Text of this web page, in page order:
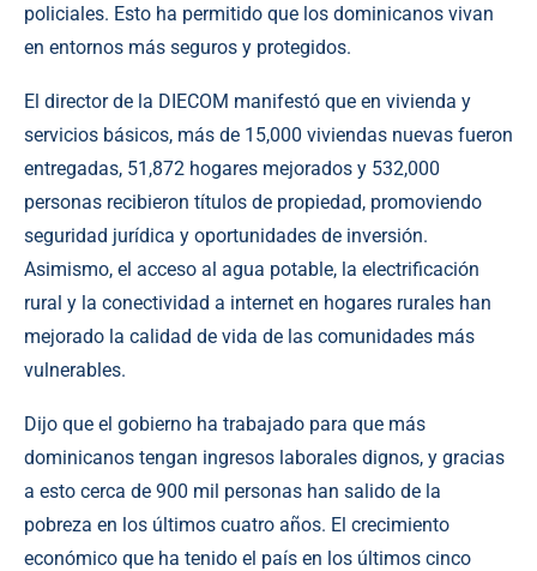
policiales. Esto ha permitido que los dominicanos vivan
en entornos más seguros y protegidos.
El director de la DIECOM manifestó que en vivienda y
servicios básicos, más de 15,000 viviendas nuevas fueron
entregadas, 51,872 hogares mejorados y 532,000
personas recibieron títulos de propiedad, promoviendo
seguridad jurídica y oportunidades de inversión.
Asimismo, el acceso al agua potable, la electrificación
rural y la conectividad a internet en hogares rurales han
mejorado la calidad de vida de las comunidades más
vulnerables.
Dijo que el gobierno ha trabajado para que más
dominicanos tengan ingresos laborales dignos, y gracias
a esto cerca de 900 mil personas han salido de la
pobreza en los últimos cuatro años. El crecimiento
económico que ha tenido el país en los últimos cinco